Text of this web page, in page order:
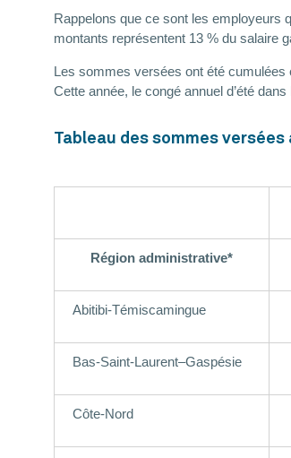
Rappelons que ce sont les employeurs
montants représentent 13 % du salaire
Les sommes versées ont été cumulées
Cette année, le congé annuel d’été
Tableau des sommes
Région administrative*
Abitibi-Témiscamingue
Bas-Saint-Laurent–Gaspésie
Côte-Nord